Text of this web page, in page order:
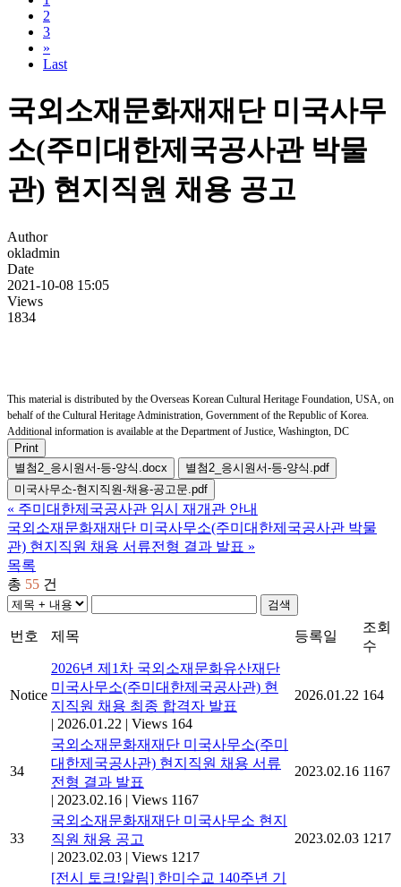
2
3
»
Last
국외소재문화재재단 미국사무
소(주미대한제국공사관 박물
관) 현지직원 채용 공고
Author
okladmin
Date
2021-10-08 15:05
Views
1834
This material is distributed by the Overseas Korean Cultural Heritage Foundation, USA, on
behalf of the Cultural Heritage Administration, Government of the Republic of Korea.
Additional information is available at the Department of Justice, Washington, DC
Print
별첨2_응시원서-등-양식.docx
별첨2_응시원서-등-양식.pdf
미국사무소-현지직원-채용-공고문.pdf
« 주미대한제국공사관 임시 재개관 안내
국외소재문화재재단 미국사무소(주미대한제국공사관 박물
관) 현지직원 채용 서류전형 결과 발표 »
목록
총 55 건
검색
번호 제목 등록일
조회
수
Notice
2026년 제1차 국외소재문화유산재단
미국사무소(주미대한제국공사관) 현
지직원 채용 최종 합격자 발표
| 2026.01.22 | Views 164
2026.01.22 164
34
국외소재문화재재단 미국사무소(주미
대한제국공사관) 현지직원 채용 서류
전형 결과 발표
| 2023.02.16 | Views 1167
2023.02.16 1167
33
국외소재문화재재단 미국사무소 현지
직원 채용 공고
| 2023.02.03 | Views 1217
2023.02.03 1217
[전시 토크!알림] 한미수교 140주년 기